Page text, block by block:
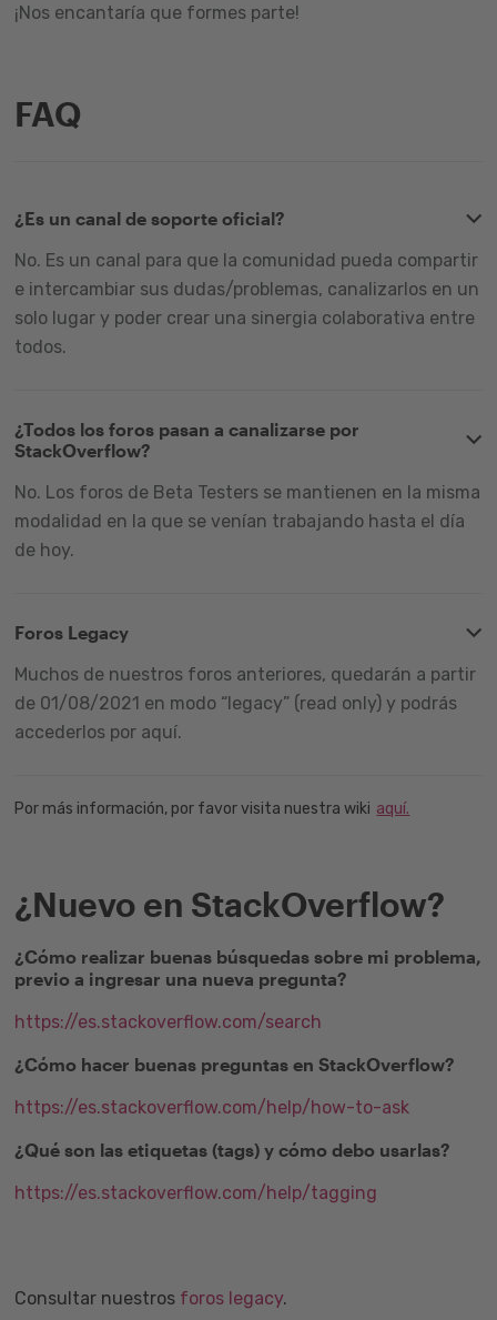
¡Nos encantaría que formes parte!
FAQ
¿Es un canal de soporte oficial?
No. Es un canal para que la comunidad pueda compartir
e intercambiar sus dudas/problemas, canalizarlos en un
solo lugar y poder crear una sinergia colaborativa entre
todos.
¿Todos los foros pasan a canalizarse por
StackOverflow?
No. Los foros de Beta Testers se mantienen en la misma
modalidad en la que se venían trabajando hasta el día
de hoy.
Foros Legacy
Muchos de nuestros foros anteriores, quedarán a partir
de 01/08/2021 en modo “legacy” (read only) y podrás
accederlos por aquí.
Por más información, por favor visita nuestra wiki aquí.
¿Nuevo en StackOverflow?
¿Cómo realizar buenas búsquedas sobre mi problema,
previo a ingresar una nueva pregunta?
https://es.stackoverflow.com/search
¿Cómo hacer buenas preguntas en StackOverflow?
https://es.stackoverflow.com/help/how-to-ask
¿Qué son las etiquetas (tags) y cómo debo usarlas?
https://es.stackoverflow.com/help/tagging
Consultar nuestros foros legacy.